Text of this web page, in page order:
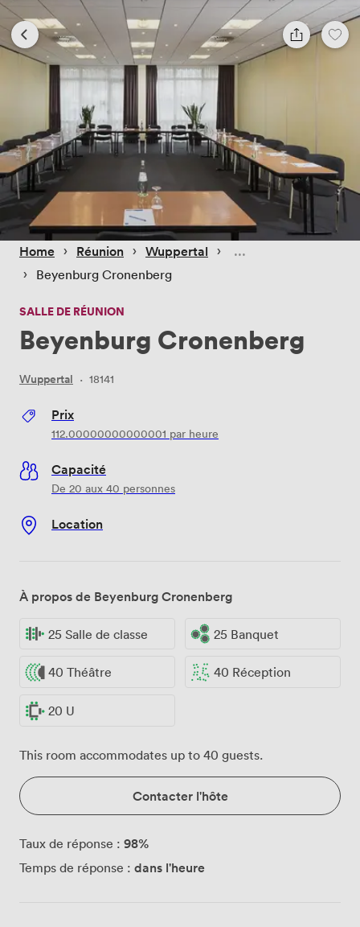
Home › Réunion › Wuppertal ›
› Beyenburg Cronenberg
SALLE DE RÉUNION
Beyenburg Cronenberg
Wuppertal · 18141
Prix
112.00000000000001 par heure
Capacité
De 20 aux 40 personnes
Location
À propos de Beyenburg Cronenberg
25 Salle de classe 25 Banquet
40 Théâtre 40 Réception
20 U
This room accommodates up to 40 guests.
Contacter l'hôte
Taux de réponse : 98%
Temps de réponse : dans l'heure